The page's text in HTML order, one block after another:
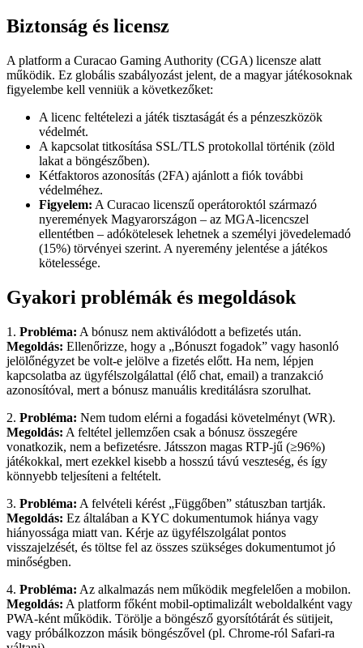
Biztonság és licensz
A platform a Curacao Gaming Authority (CGA) licensze alatt
működik. Ez globális szabályozást jelent, de a magyar játékosoknak
figyelembe kell venniük a következőket:
A licenc feltételezi a játék tisztaságát és a pénzeszközök
védelmét.
A kapcsolat titkosítása SSL/TLS protokollal történik (zöld
lakat a böngészőben).
Kétfaktoros azonosítás (2FA) ajánlott a fiók további
védelméhez.
Figyelem: A Curacao licenszű operátoroktól származó
nyeremények Magyarországon – az MGA-licencszel
ellentétben – adókötelesek lehetnek a személyi jövedelemadó
(15%) törvényei szerint. A nyeremény jelentése a játékos
kötelessége.
Gyakori problémák és megoldások
1. Probléma: A bónusz nem aktiválódott a befizetés után.
Megoldás: Ellenőrizze, hogy a „Bónuszt fogadok” vagy hasonló
jelölőnégyzet be volt-e jelölve a fizetés előtt. Ha nem, lépjen
kapcsolatba az ügyfélszolgálattal (élő chat, email) a tranzakció
azonosítóval, mert a bónusz manuális kreditálásra szorulhat.
2. Probléma: Nem tudom elérni a fogadási követelményt (WR).
Megoldás: A feltétel jellemzően csak a bónusz összegére
vonatkozik, nem a befizetésre. Játsszon magas RTP-jű (≥96%)
játékokkal, mert ezekkel kisebb a hosszú távú veszteség, és így
könnyebb teljesíteni a feltételt.
3. Probléma: A felvételi kérést „Függőben” státuszban tartják.
Megoldás: Ez általában a KYC dokumentumok hiánya vagy
hiányossága miatt van. Kérje az ügyfélszolgálat pontos
visszajelzését, és töltse fel az összes szükséges dokumentumot jó
minőségben.
4. Probléma: Az alkalmazás nem működik megfelelően a mobilon.
Megoldás: A platform főként mobil-optimalizált weboldalként vagy
PWA-ként működik. Törölje a böngésző gyorsítótárát és sütijeit,
vagy próbálkozzon másik böngészővel (pl. Chrome-ról Safari-ra